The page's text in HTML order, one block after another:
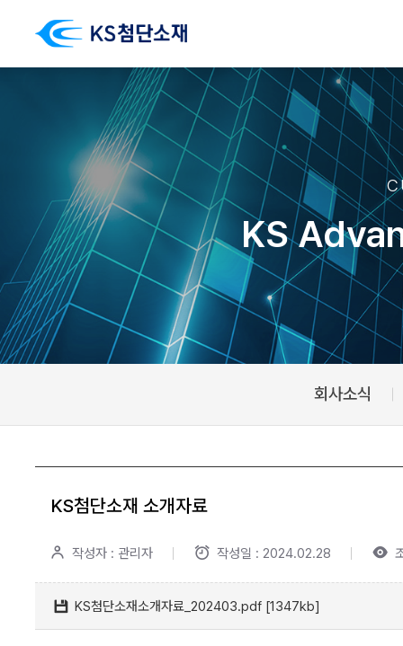
KS
회사소식
KS첨단소재 소개자료
작성자 : 관리자 작성일 : 2024.02.28
KS첨단소재소개자료_202403.pdf [1347kb]